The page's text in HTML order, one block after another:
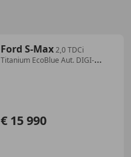
Ford S-Max2,0 TDCi
Titanium EcoBlue Aut. DIGI-
€ 15 990